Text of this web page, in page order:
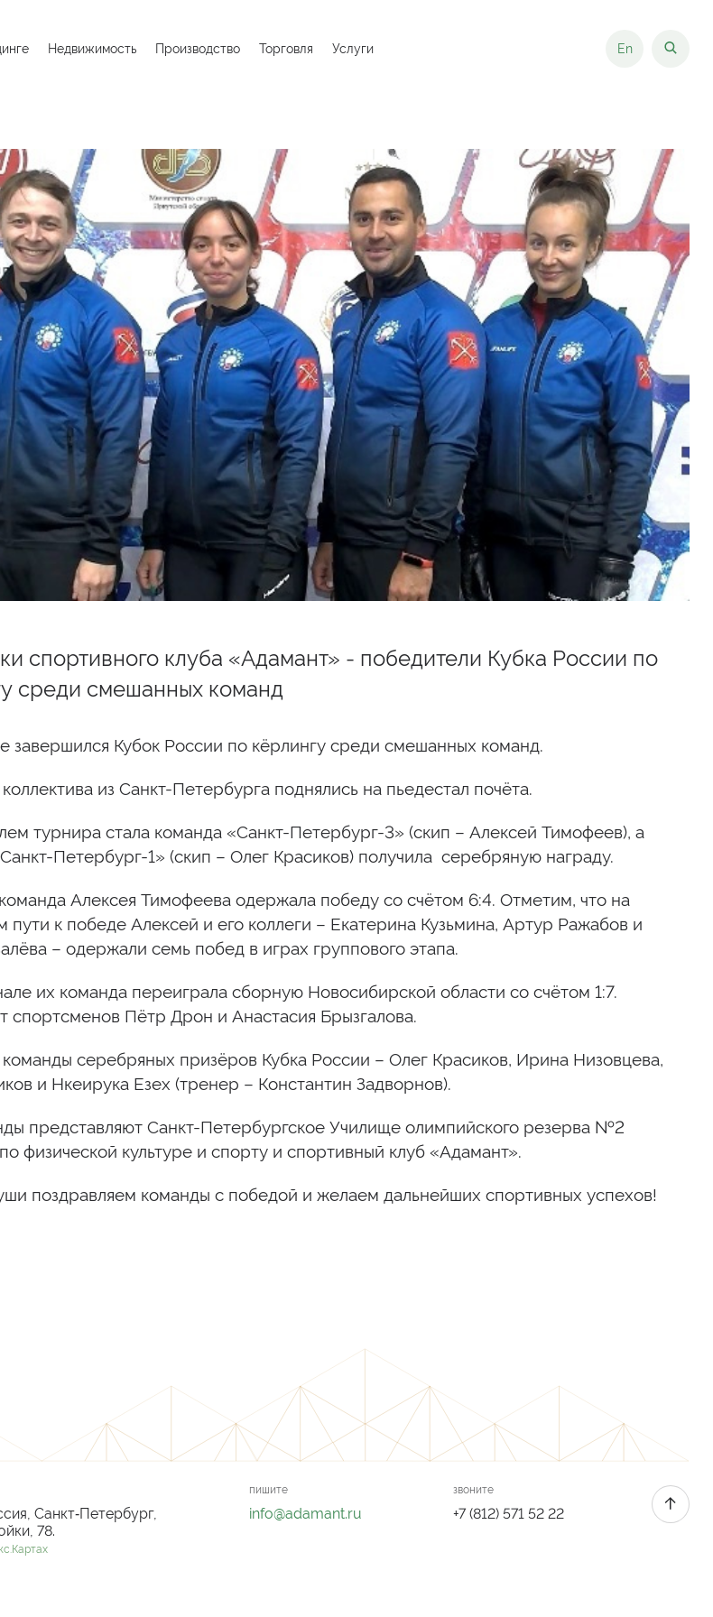
Недвижимость Производство Торговля Услуги En
спортивного клуба «Адамант» - победители Кубка России по
среди смешанных команд
завершился Кубок России по кёрлингу среди смешанных команд.
из Санкт-Петербурга поднялись на пьедестал почёта.
турнира стала команда «Санкт-Петербург-3» (скип – Алексей Тимофеев), а
Петербург-1» (скип – Олег Красиков) получила серебряную награду.
Алексея Тимофеева одержала победу со счётом 6:4. Отметим, что на
пути к победе Алексей и его коллеги – Екатерина Кузьмина, Артур Ражабов и
– одержали семь побед в играх группового этапа.
их команда переиграла сборную Новосибирской области со счётом 1:7.
спортсменов Пётр Дрон и Анастасия Брызгалова.
серебряных призёров Кубка России – Олег Красиков, Ирина Низовцева,
и Нкеирука Езех (тренер – Константин Задворнов).
представляют Санкт-Петербургское Училище олимпийского резерва №2
физической культуре и спорту и спортивный клуб «Адамант».
поздравляем команды с победой и желаем дальнейших спортивных успехов!
Санкт‑Петербург,
78.
пишите
info@adamant.ru
звоните
+7 (812) 571 52 22